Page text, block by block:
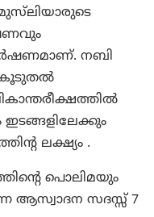
നബി
കൂടുതൽ
ലക്ഷ്യം .
പൊലിമയും
ആസ്വാദന സദസ്സ് 7